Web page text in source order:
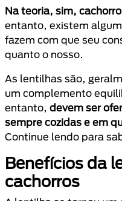
Na teoria, sim,
entanto, existem
fazem com que seu
quanto o nosso.
As lentilhas são,
um complemento
entanto, devem ser
sempre cozidas e em
Continue lendo para
Benefícios da
cachorros